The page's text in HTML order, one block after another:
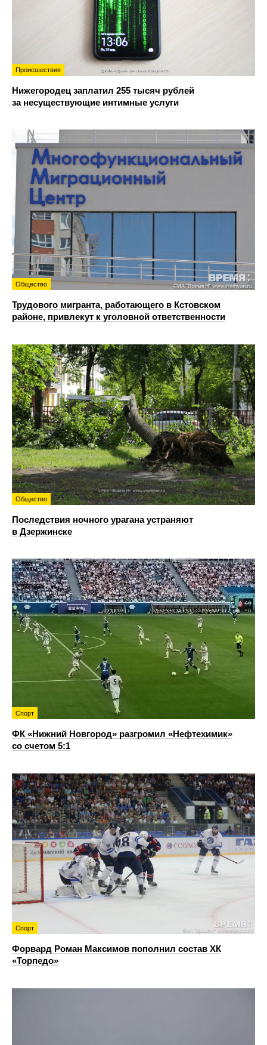
Происшествия
Нижегородец заплатил 255 тысяч рублей
за несуществующие интимные услуги
Общество
Трудового мигранта, работающего в Кстовском
районе, привлекут к уголовной ответственности
Общество
Последствия ночного урагана устраняют
в Дзержинске
Спорт
ФК «Нижний Новгород» разгромил «Нефтехимик»
со счетом 5:1
Спорт
Форвард Роман Максимов пополнил состав ХК
«Торпедо»